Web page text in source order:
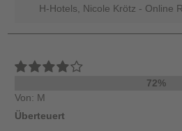
H-Hotels, Nicole Krötz - Online
72%
Von: M
Überteuert